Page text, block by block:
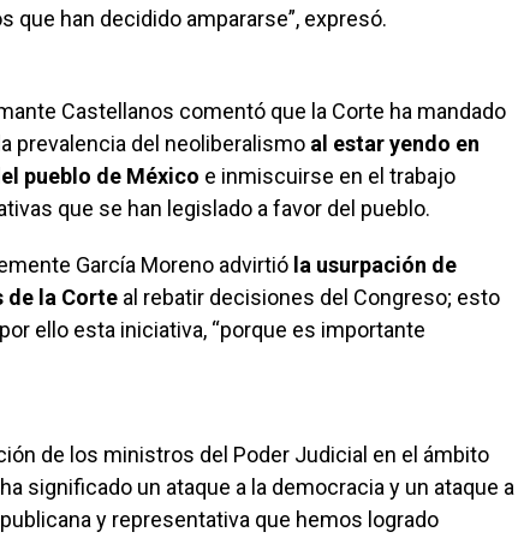
que han decidido ampararse”, expresó.
Castellanos comentó que la Corte ha mandado
prevalencia del neoliberalismo al estar yendo en
pueblo de México e inmiscuirse en el trabajo
que se han legislado a favor del pueblo.
García Moreno advirtió la usurpación de
de la Corte al rebatir decisiones del Congreso; esto
ello esta iniciativa, “porque es importante
de los ministros del Poder Judicial en el ámbito
significado un ataque a la democracia y un ataque a
y representativa que hemos logrado